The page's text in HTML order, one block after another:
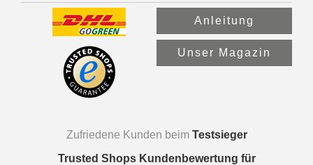
Anleitung
Unser Magazin
Zufriedene Kunden beim Testsieger
Trusted Shops Kundenbewertung für